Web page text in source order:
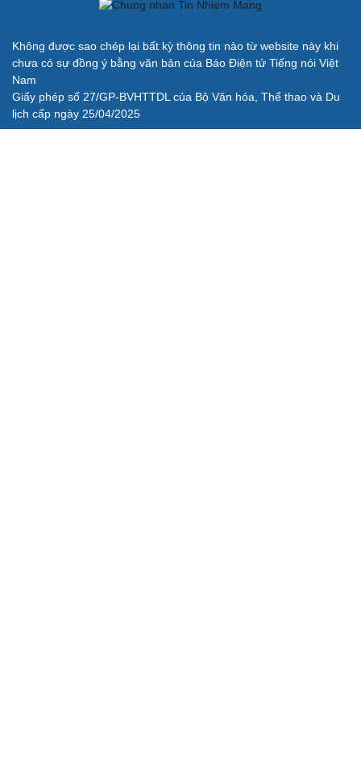
Không được sao chép lại bất kỳ thông tin nào từ website này khi
chưa có sự đồng ý bằng văn bản của Báo Điện tử Tiếng nói Việt
Nam
Giấy phép số 27/GP-BVHTTDL của Bộ Văn hóa, Thể thao và Du
lịch cấp ngày 25/04/2025